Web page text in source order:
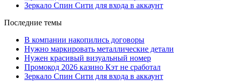
Зеркало Спин Сити для входа в аккаунт
Последние темы
В компании накопились договоры
Нужно маркировать металлические детали
Нужен красивый визуальный номер
Промокод 2026 казино Кэт не сработал
Зеркало Спин Сити для входа в аккаунт